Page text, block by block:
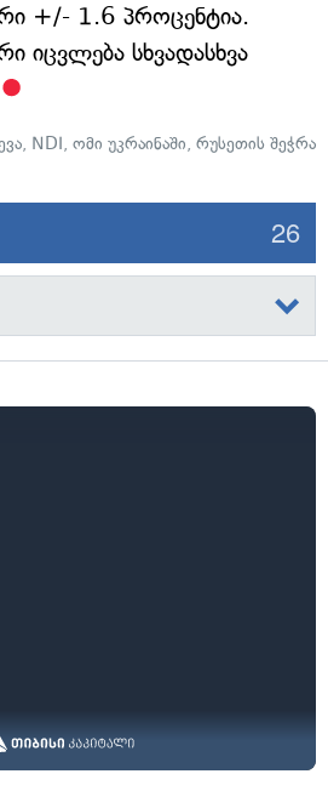
+/- 1.6 პროცენტია.
იცვლება სხვადასხვა
, NDI, ომი უკრაინაში, რუსეთის შეჭრა
26